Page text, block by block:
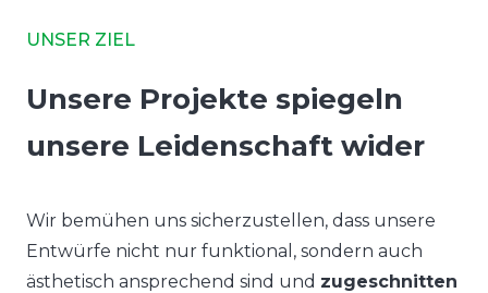
UNSER ZIEL
Unsere Projekte spiegeln
unsere Leidenschaft wider
Wir bemühen uns sicherzustellen, dass unsere
Entwürfe nicht nur funktional, sondern auch
ästhetisch ansprechend sind und zugeschnitten